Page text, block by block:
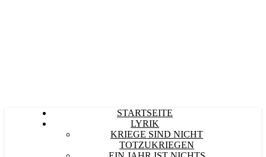
STARTSEITE
LYRIK
KRIEGE SIND NICHT
TOTZUKRIEGEN